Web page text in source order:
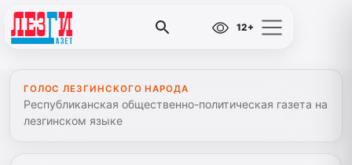
12+
ГОЛОС ЛЕЗГИНСКОГО НАРОДА
Республиканская общественно-политическая газета на
лезгинском языке